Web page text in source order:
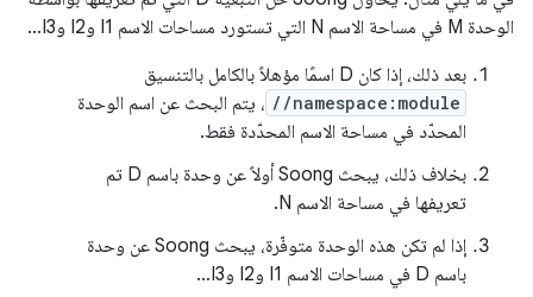
الوحدة M في مساحة الاسم N التي تستورد مساحات الاسم I1 وI2 وI3…
بعد ذلك، إذا كان D اسمًا مؤهلاً بالكامل بالتنسيق
//namespace:module ، يتم البحث عن اسم الوحدة
المحدّد في مساحة الاسم المحدّدة فقط.
بخلاف ذلك، يبحث Soong أولاً عن وحدة باسم D تم
تعريفها في مساحة الاسم N.
إذا لم تكن هذه الوحدة متوفّرة، يبحث Soong عن وحدة
باسم D في مساحات الاسم I1 وI2 وI3…